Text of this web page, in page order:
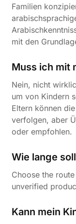
Familien
mit den
Muss ich mit
Nein, nicht
um von Kindern
Eltern können
verfolgen, aber
oder empfohlen.
Wie lange
Choose the
unverified
Kann mein